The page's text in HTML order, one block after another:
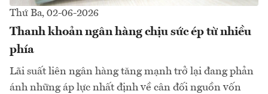
Thứ Ba, 02-06-2026
Thanh khoản ngân hàng chịu sức ép từ nhiều
phía
Lãi suất liên ngân hàng tăng mạnh trở lại đang phản
ánh những áp lực nhất định về cân đối nguồn vốn